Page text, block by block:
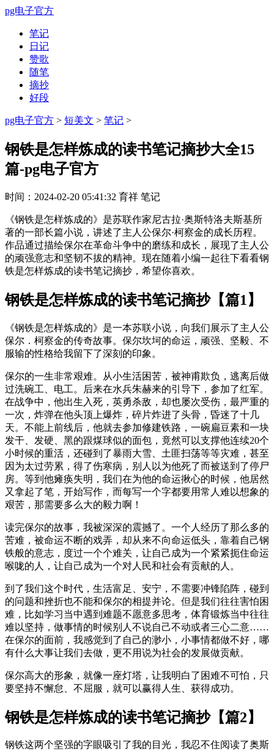
pg电子官方
笔记
日记
赞歌
随笔
摘抄
好段
pg电子官方 > 短美文 > 笔记 >
钢铁是怎样炼成的读书笔记摘抄大全15
篇-pg电子官方
时间： 2024-02-20 05:41:32 育祥 笔记
《钢铁是怎样炼成的》是苏联作家尼古拉·奥斯特洛夫斯基所
著的一部长篇小说，讲述了主人公保尔·柯察金的成长历程。
作品通过描绘保尔在革命斗争中的磨练和成长，展现了主人公
的顽强意志和坚韧不拔的精神。现在随着小编一起往下看看钢
铁是怎样炼成的读书笔记摘抄，希望你喜欢。
钢铁是怎样炼成的读书笔记摘抄【篇1】
《钢铁是怎样炼成的》是一本苏联小说，向我们展示了主人公
保尔．柯察金的传奇故事。保尔坎坷的命运，顽强、坚毅、不
服输的性格给我留下了深刻的印象。
保尔的一生非常艰难。从小生活困苦，被神甫欺负，逃离后做
过洗碗工、电工。后来在水兵朱赫来的引导下，参加了红军。
在战争中，他出生入死，英勇杀敌，却也屡次受伤，最严重的
一次，炸弹在他头顶上爆炸，碎片炸进了头骨，昏迷了十几
天。不能上前线后，他就去参加修建铁路，一碗扁豆素和一块
发干、发硬、黑的跟煤球似的面包，竟然可以支撑他连续20个
小时候的重活，还碰到了暴雨大雪、土匪扫荡等等灾难，甚至
因为太过劳累，得了伤寒病，别人以为他死了而被送到了停尸
房。等到他瘫痪失明，我们在为他的命运揪心的时候，他居然
又拿起了笔，开始写作，而每写一个字都要用常人难以想象的
艰苦，那需要多么大的毅力啊！
读完保尔的故事，我被深深的震撼了。一个人经历了那么多的
苦难，被命运不断的戏弄，却从来不向命运低头，靠着自己钢
铁般的意志，度过一个个难关，让自己成为一个紧紧扼住命运
喉咙的人，让自己成为一个对人民和社会有贡献的人。
到了我们这个时代，生活富足、安宁，不需要冲锋陷阵，碰到
的问题和挫折也不能和保尔的相提并论。但是我们往往害怕困
难，比如学习当中遇到难题不愿意多思考，体育锻炼当中往往
难以坚持，做事情的时候别人不说自己不动或者三心二意……
在保尔的面前，我感觉到了自己的渺小，小事情都做不好，哪
有什么大事让我们去做，更不用说为社会的发展做贡献。
保尔高大的形象，就像一座灯塔，让我明白了困难不可怕，只
要坚持不懈怠、不屈服，就可以赢得人生、获得成功。
钢铁是怎样炼成的读书笔记摘抄【篇2】
钢铁这两个坚强的字眼吸引了我的目光，我忍不住阅读了奥斯